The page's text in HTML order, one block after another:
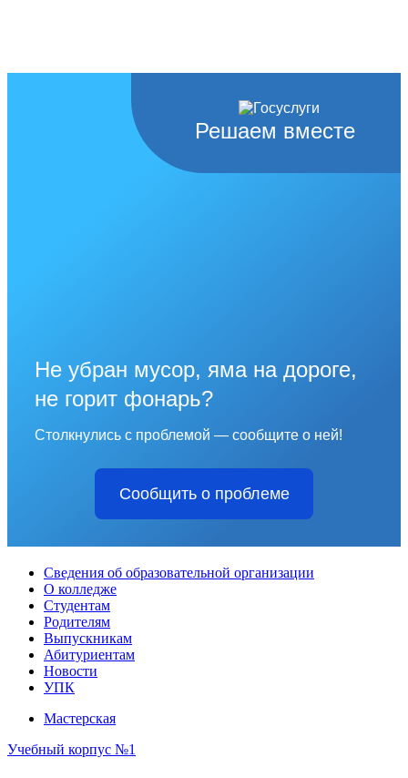
Решаем вместе
Не убран мусор, яма на дороге,
не горит фонарь?
Столкнулись с проблемой — сообщите о ней!
Сообщить о проблеме
Сведения об образовательной организации
О колледже
Студентам
Родителям
Выпускникам
Абитуриентам
Новости
УПК
Мастерская
Учебный корпус №1